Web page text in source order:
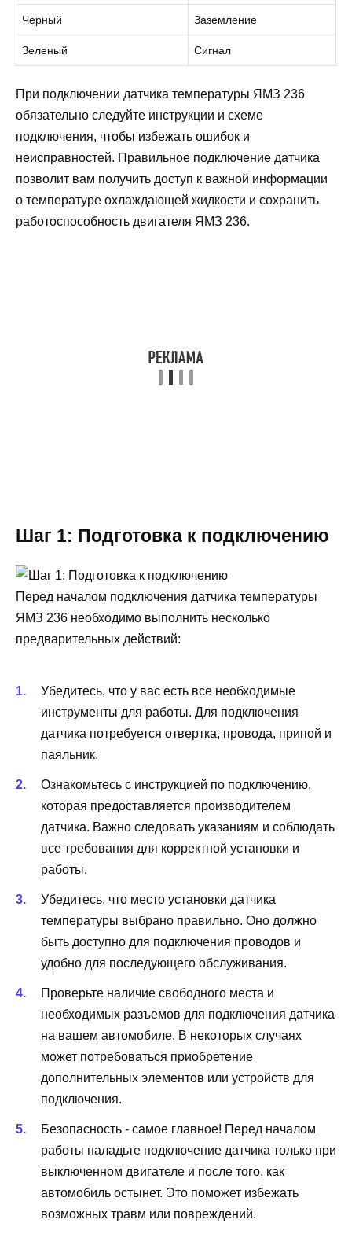
Черный Заземление
Зеленый Сигнал
При подключении датчика температуры ЯМЗ 236
обязательно следуйте инструкции и схеме
подключения, чтобы избежать ошибок и
неисправностей. Правильное подключение датчика
позволит вам получить доступ к важной информации
о температуре охлаждающей жидкости и сохранить
работоспособность двигателя ЯМЗ 236.
Шаг 1: Подготовка к подключению
Перед началом подключения датчика температуры
ЯМЗ 236 необходимо выполнить несколько
предварительных действий:
Убедитесь, что у вас есть все необходимые
инструменты для работы. Для подключения
датчика потребуется отвертка, провода, припой и
паяльник.
Ознакомьтесь с инструкцией по подключению,
которая предоставляется производителем
датчика. Важно следовать указаниям и соблюдать
все требования для корректной установки и
работы.
Убедитесь, что место установки датчика
температуры выбрано правильно. Оно должно
быть доступно для подключения проводов и
удобно для последующего обслуживания.
Проверьте наличие свободного места и
необходимых разъемов для подключения датчика
на вашем автомобиле. В некоторых случаях
может потребоваться приобретение
дополнительных элементов или устройств для
подключения.
Безопасность - самое главное! Перед началом
работы наладьте подключение датчика только при
выключенном двигателе и после того, как
автомобиль остынет. Это поможет избежать
возможных травм или повреждений.